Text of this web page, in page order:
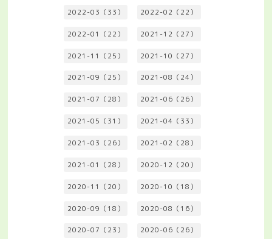
2022-03（33） 2022-02（22）
2022-01（22） 2021-12（27）
2021-11（25） 2021-10（27）
2021-09（25） 2021-08（24）
2021-07（28） 2021-06（26）
2021-05（31） 2021-04（33）
2021-03（26） 2021-02（28）
2021-01（28） 2020-12（20）
2020-11（20） 2020-10（18）
2020-09（18） 2020-08（16）
2020-07（23） 2020-06（26）